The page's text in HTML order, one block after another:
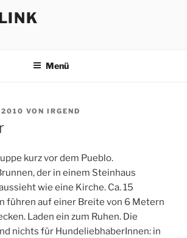
Menü
2010 VON IRGEND
kurz vor dem Pueblo.
der in einem Steinhaus
wie eine Kirche. Ca. 15
führen auf einer Breite von 6 Metern
Laden ein zum Ruhen. Die
nichts für HundeliebhaberInnen: in